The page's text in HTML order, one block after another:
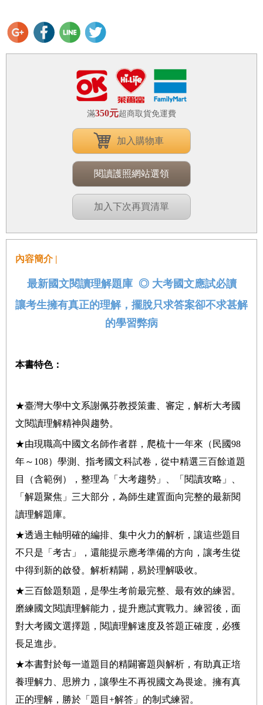
滿350元超商取貨免運費
加入購物車
閱讀護照網站選領
加入下次再買清單
內容簡介 |
最新國文閱讀理解題庫 ◎ 大考國文應試必讀
讓考生擁有真正的理解，擺脫只求答案卻不求甚解
的學習弊病
本書特色：
★臺灣大學中文系謝佩芬教授策畫、審定，解析大考國
文閱讀理解精神與趨勢。
★由現職高中國文名師作者群，爬梳十一年來（民國98
年～108）學測、指考國文科試卷，從中精選三百餘道題
目（含範例），整理為「大考趨勢」、「閱讀攻略」、
「解題聚焦」三大部分，為師生建置面向完整的最新閱
讀理解題庫。
★透過主軸明確的編排、集中火力的解析，讓這些題目
不只是「考古」，還能提示應考準備的方向，讓考生從
中得到新的啟發。解析精闢，易於理解吸收。
★三百餘題類題， 是學生考前最完整、最有效的練習。
磨練國文閱讀理解能力，提升應試實戰力。練習後，面
對大考國文選擇題，閱讀理解速度及答題正確度，必獲
長足進步。
★本書對於每一道題目的精闢審題與解析，有助真正培
養理解力、思辨力，讓學生不再視國文為畏途。擁有真
正的理解，勝於「題目+解答」的制式練習。